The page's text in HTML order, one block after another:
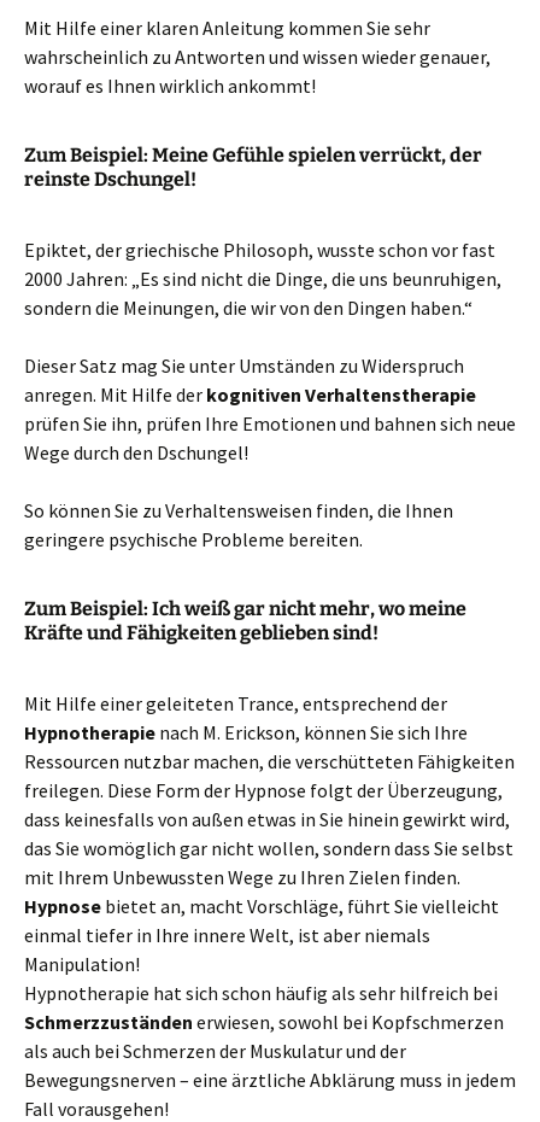
Mit Hilfe einer klaren Anleitung kommen Sie sehr
wahrscheinlich zu Antworten und wissen wieder genauer,
worauf es Ihnen wirklich ankommt!
Zum Beispiel: Meine Gefühle spielen verrückt, der
reinste Dschungel!
Epiktet, der griechische Philosoph, wusste schon vor fast
2000 Jahren: „Es sind nicht die Dinge, die uns beunruhigen,
sondern die Meinungen, die wir von den Dingen haben.“
Dieser Satz mag Sie unter Umständen zu Widerspruch
anregen. Mit Hilfe der kognitiven Verhaltenstherapie
prüfen Sie ihn, prüfen Ihre Emotionen und bahnen sich neue
Wege durch den Dschungel!
So können Sie zu Verhaltensweisen finden, die Ihnen
geringere psychische Probleme bereiten.
Zum Beispiel: Ich weiß gar nicht mehr, wo meine
Kräfte und Fähigkeiten geblieben sind!
Mit Hilfe einer geleiteten Trance, entsprechend der
Hypnotherapie nach M. Erickson, können Sie sich Ihre
Ressourcen nutzbar machen, die verschütteten Fähigkeiten
freilegen. Diese Form der Hypnose folgt der Überzeugung,
dass keinesfalls von außen etwas in Sie hinein gewirkt wird,
das Sie womöglich gar nicht wollen, sondern dass Sie selbst
mit Ihrem Unbewussten Wege zu Ihren Zielen finden.
Hypnose bietet an, macht Vorschläge, führt Sie vielleicht
einmal tiefer in Ihre innere Welt, ist aber niemals
Manipulation!
Hypnotherapie hat sich schon häufig als sehr hilfreich bei
Schmerzzuständen erwiesen, sowohl bei Kopfschmerzen
als auch bei Schmerzen der Muskulatur und der
Bewegungsnerven – eine ärztliche Abklärung muss in jedem
Fall vorausgehen!